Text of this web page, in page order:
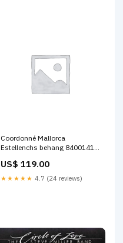
Coordonné Mallorca
Estellenchs behang 8400141
US$ 119.00
★★★★★ 4.7 (24 reviews)